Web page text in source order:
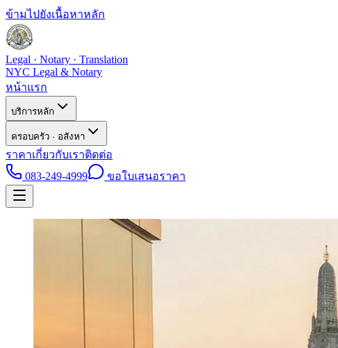
ข้ามไปยังเนื้อหาหลัก
Legal · Notary · Translation
NYC Legal & Notary
หน้าแรก
บริการหลัก
ครอบครัว · อสังหา
ราคาเกี่ยวกับเราติดต่อ
083-249-4999
ขอใบเสนอราคา